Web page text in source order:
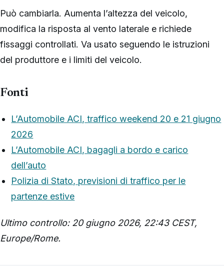
Può cambiarla. Aumenta l’altezza del veicolo,
modifica la risposta al vento laterale e richiede
fissaggi controllati. Va usato seguendo le istruzioni
del produttore e i limiti del veicolo.
Fonti
L’Automobile ACI, traffico weekend 20 e 21 giugno
2026
L’Automobile ACI, bagagli a bordo e carico
dell’auto
Polizia di Stato, previsioni di traffico per le
partenze estive
Ultimo controllo: 20 giugno 2026, 22:43 CEST,
Europe/Rome.